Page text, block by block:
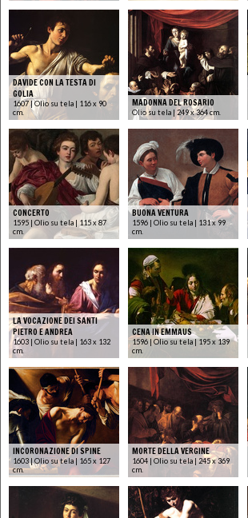
DAVIDE CON LA TESTA DI
GOLIA
1607 | Olio su tela | 116 x 90
cm.
MADONNA DEL ROSARIO
Olio su tela | 249 x 364 cm.
CONCERTO
1595 | Olio su tela | 115 x 87
cm.
BUONA VENTURA
1596 | Olio su tela | 131 x 99
cm.
LA VOCAZIONE DEI SANTI
PIETRO E ANDREA
1603 | Olio su tela | 163 x 132
cm.
CENA IN EMMAUS
1596 | Olio su tela | 195 x 139
cm.
INCORONAZIONE DI SPINE
1603 | Olio su tela | 165 x 127
cm.
MORTE DELLA VERGINE
1604 | Olio su tela | 245 x 369
cm.